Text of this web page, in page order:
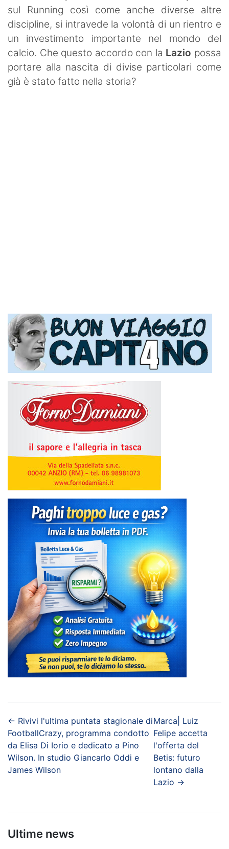
sul Running così come anche diverse altre
discipline, si intravede la volontà di un rientro e
un investimento importante nel mondo del
calcio. Che questo accordo con la Lazio possa
portare alla nascita di divise particolari come
già è stato fatto nella storia?
← Rivivi l'ultima puntata stagionale di
FootballCrazy, programma condotto
da Elisa Di Iorio e dedicato a Pino
Wilson. In studio Giancarlo Oddi e
James Wilson
Marca| Luiz
Felipe accetta
l'offerta del
Betis: futuro
lontano dalla
Lazio →
Ultime news